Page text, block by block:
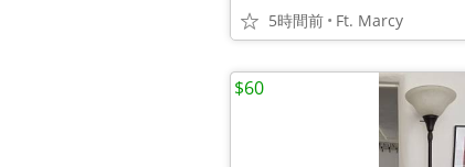
5時間前 Ft. Marcy
$60